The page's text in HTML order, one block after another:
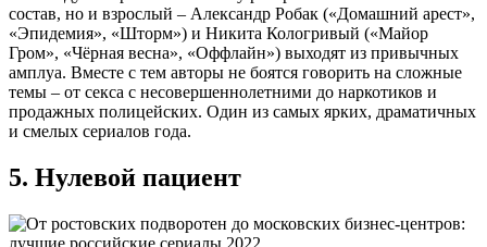
состав, но и взрослый – Александр Робак («Домашний арест»,
«Эпидемия», «Шторм») и Никита Кологривый («Майор
Гром», «Чёрная весна», «Оффлайн») выходят из привычных
амплуа. Вместе с тем авторы не боятся говорить на сложные
темы – от секса с несовершеннолетними до наркотиков и
продажных полицейских. Один из самых ярких, драматичных
и смелых сериалов года.
5. Нулевой пациент